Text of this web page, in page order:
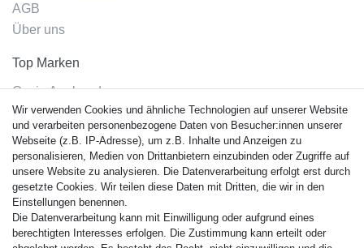
AGB
Über uns
Top Marken
Casio Armband
Festina Armband
Citizen Armband
M. Lacroix Armband
J. Lemans Armband
Uhrenarmbänder - Alle
Sicherheit
Wir verwenden Cookies und ähnliche Technologien auf unserer Website
und verarbeiten personenbezogene Daten von Besucher:innen unserer
Webseite (z.B. IP-Adresse), um z.B. Inhalte und Anzeigen zu
personalisieren, Medien von Drittanbietern einzubinden oder Zugriffe auf
unsere Website zu analysieren. Die Datenverarbeitung erfolgt erst durch
gesetzte Cookies. Wir teilen diese Daten mit Dritten, die wir in den
Einstellungen benennen.
Die Datenverarbeitung kann mit Einwilligung oder aufgrund eines
berechtigten Interesses erfolgen. Die Zustimmung kann erteilt oder